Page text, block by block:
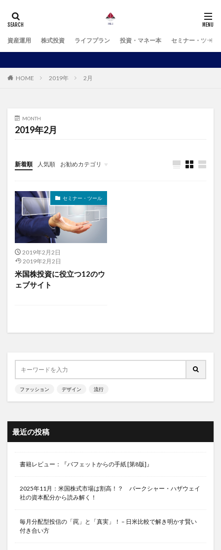
資産運用 株式投資 ライフプラン 投資・マネー本 セミナー・ツール
HOME 2019年 2月
MONTH
2019年2月
新着順 人気順 お勧めカテゴリ
未分類
セミナー・ツール
2019年2月2日
2019年2月2日
米国株投資に役立つ12のウ
ェブサイト
ファッション デザイン 流行
最近の投稿
書籍レビュー：『バフェットからの手紙 [第8版]』
2025年11月：米国株式市場は割高！？ バークシャー・ハザウェイ
社の資本配分から読み解く！
毎月分配型投信の「罠」と「真実」！ – 日米比較で解き明かす賢い
付き合い方